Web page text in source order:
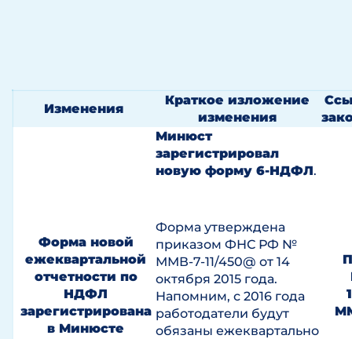
Изменения
Краткое изложение
изменения
Форма новой
ежеквартальной
отчетности по
НДФЛ
зарегистрирована
в Минюсте
Минюст
зарегистрировал
новую форму 6-НДФЛ.
Форма утверждена
приказом ФНС РФ №
ММВ-7-11/450@ от 14
октября 2015 года.
Напомним, с 2016 года
работодатели будут
обязаны ежеквартально